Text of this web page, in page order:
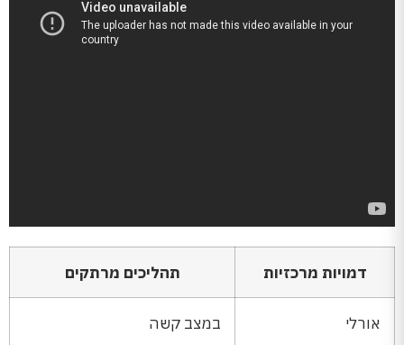
דמויות מרכזיות תהליכים מרתקים
אורלי במצב קשה